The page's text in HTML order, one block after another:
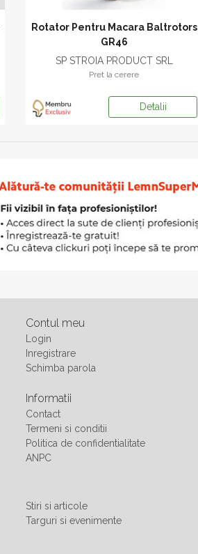
Rotator Pentru Macara Baltrotors
GR46
SP STROIA PRODUCT SRL
Pret la cerere
Detalii
Contul meu
Login
Inregistrare
Schimba parola
Informatii
Contact
Termeni si conditii
Politica de confidentialitate
ANPC
Stiri si articole
Targuri si evenimente